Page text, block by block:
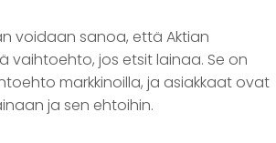
voidaan sanoa, että Aktian
vaihtoehto, jos etsit lainaa. Se on
markkinoilla, ja asiakkaat ovat
ja sen ehtoihin.